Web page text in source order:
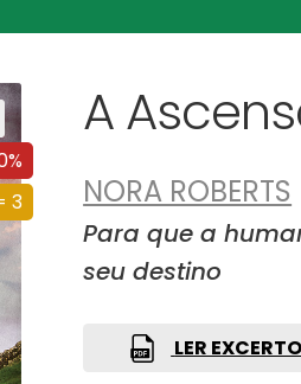
3
A
NORA ROBERTS
Para que a
seu destino
LER